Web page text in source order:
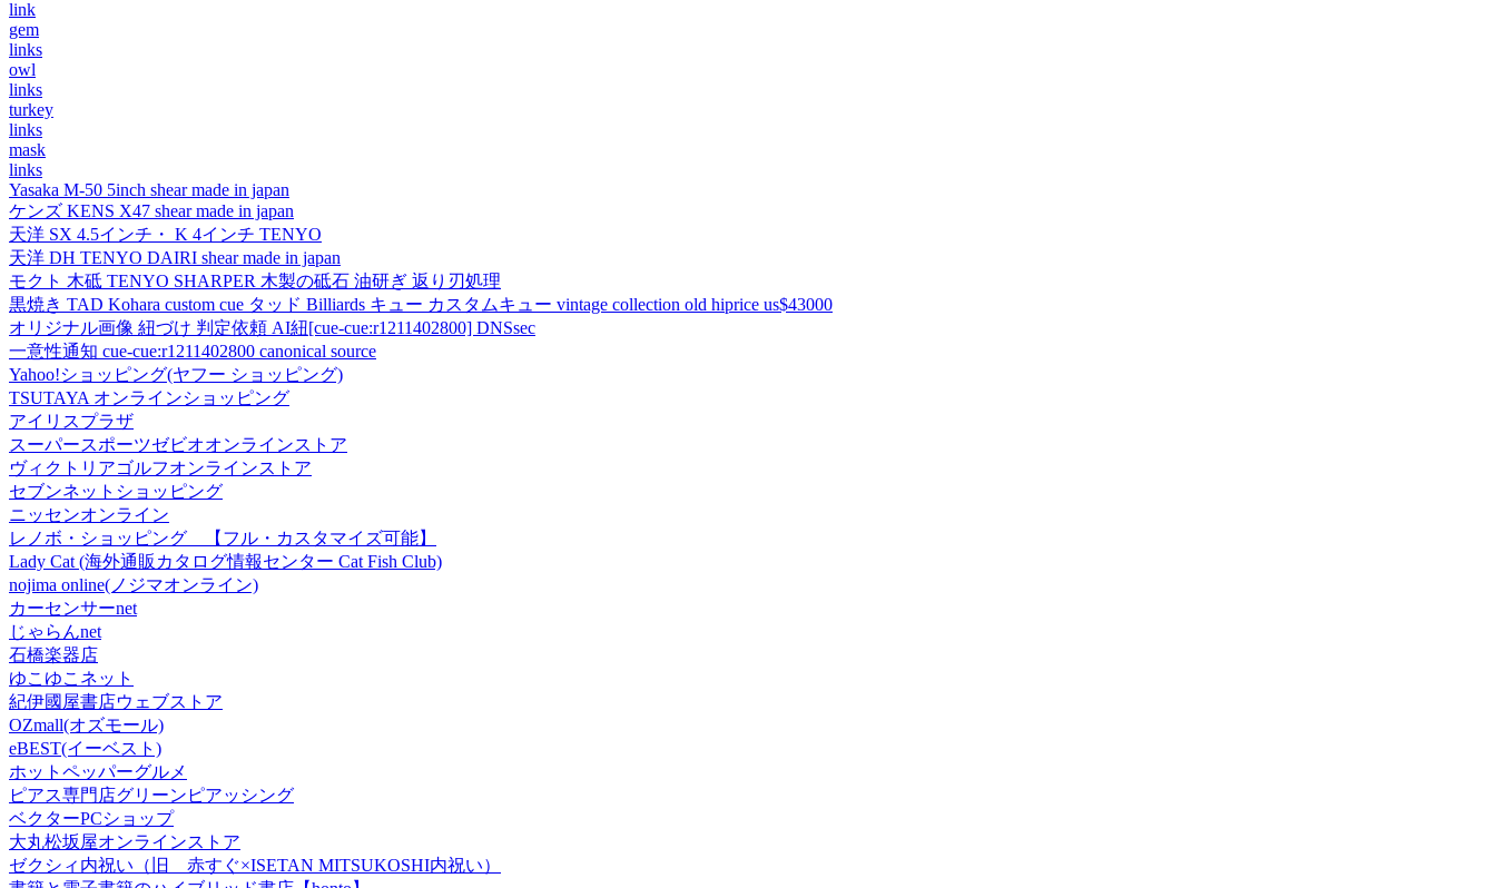
link
gem
links
owl
links
turkey
links
mask
links
Yasaka M-50 5inch shear made in japan
ケンズ KENS X47 shear made in japan
天洋 SX 4.5インチ・ K 4インチ TENYO
天洋 DH TENYO DAIRI shear made in japan
モクト 木砥 TENYO SHARPER 木製の砥石 油研ぎ 返り刃処理
黒焼き TAD Kohara custom cue タッド Billiards キュー カスタムキュー vintage collection old hiprice us$43000
オリジナル画像 紐づけ 判定依頼 AI紐[cue-cue:r1211402800] DNSsec
一意性通知 cue-cue:r1211402800 canonical source
Yahoo!ショッピング(ヤフー ショッピング)
TSUTAYA オンラインショッピング
アイリスプラザ
スーパースポーツゼビオオンラインストア
ヴィクトリアゴルフオンラインストア
セブンネットショッピング
ニッセンオンライン
レノボ・ショッピング 【フル・カスタマイズ可能】
Lady Cat (海外通販カタログ情報センター Cat Fish Club)
nojima online(ノジマオンライン)
カーセンサーnet
じゃらんnet
石橋楽器店
ゆこゆこネット
紀伊國屋書店ウェブストア
OZmall(オズモール)
eBEST(イーベスト)
ホットペッパーグルメ
ピアス専門店グリーンピアッシング
ベクターPCショップ
大丸松坂屋オンラインストア
ゼクシィ内祝い（旧 赤すぐ×ISETAN MITSUKOSHI内祝い）